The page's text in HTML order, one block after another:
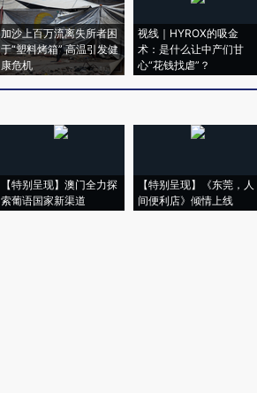
加沙上百万流离失所者困
于“塑料烤箱” 高温引发健
康危机
视线｜HYROX的吸金
术：是什么让中产们甘
心“花钱找虐”？
【特别呈现】澳门全力探
索葡语国家新渠道
【特别呈现】《东莞，人
间便利店》倾情上线